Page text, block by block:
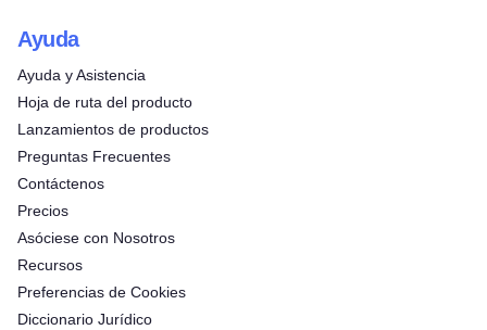
Ayuda
Ayuda y Asistencia
Hoja de ruta del producto
Lanzamientos de productos
Preguntas Frecuentes
Contáctenos
Precios
Asóciese con Nosotros
Recursos
Preferencias de Cookies
Diccionario Jurídico